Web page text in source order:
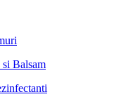
Balsam